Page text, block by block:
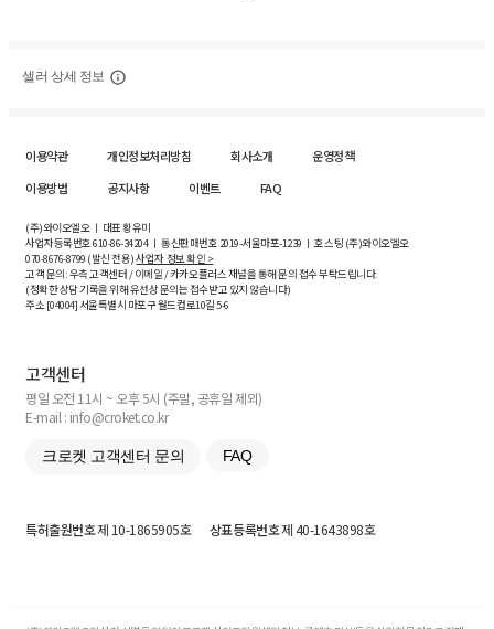
셀러 상세 정보
이용약관 개인정보처리방침 회사소개
운영정책
이용방법
공지사항 이벤트 FAQ
(주)와이오엘오 ㅣ 대표 황유미
사업자등록번호610-86-34204ㅣ 통신판매번호 2019-서울마포-1239 ㅣ 호스팅 (주)와이오엘오
070-8676-8799 (발신 전용)사업자 정보 확인 >
고객 문의: 우측 고객센터 / 이메일 / 카카오플러스 채널을 통해 문의 접수 부탁드립니다.
(정확한 상담 기록을 위해 유선상 문의는 접수받고 있지 않습니다)
주소 [04004] 서울특별시 마포구 월드컵로10길5-6
고객센터
평일 오전 11시 ~ 오후 5시 (주말, 공휴일 제외)
E-mail : info@croket.co.kr
크로켓 고객센터 문의 FAQ
특허출원번호제 10-1865905호 상표등록번호제 40-1643898호